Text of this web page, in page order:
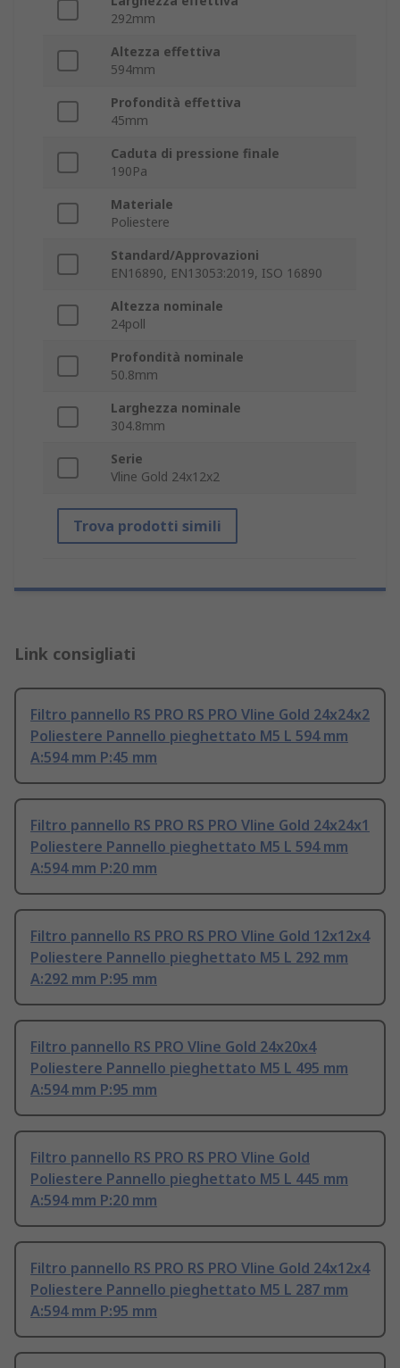
292mm
Altezza effettiva
594mm
Profondità effettiva
45mm
Caduta di pressione finale
190Pa
Materiale
Poliestere
Standard/Approvazioni
EN16890, EN13053:2019, ISO 16890
Altezza nominale
24poll
Profondità nominale
50.8mm
Larghezza nominale
304.8mm
Serie
Vline Gold 24x12x2
Trova prodotti simili
Link consigliati
Filtro pannello RS PRO RS PRO Vline Gold 24x24x2
Poliestere Pannello pieghettato M5 L 594 mm
A:594 mm P:45 mm
Filtro pannello RS PRO RS PRO Vline Gold 24x24x1
Poliestere Pannello pieghettato M5 L 594 mm
A:594 mm P:20 mm
Filtro pannello RS PRO RS PRO Vline Gold 12x12x4
Poliestere Pannello pieghettato M5 L 292 mm
A:292 mm P:95 mm
Filtro pannello RS PRO Vline Gold 24x20x4
Poliestere Pannello pieghettato M5 L 495 mm
A:594 mm P:95 mm
Filtro pannello RS PRO RS PRO Vline Gold
Poliestere Pannello pieghettato M5 L 445 mm
A:594 mm P:20 mm
Filtro pannello RS PRO RS PRO Vline Gold 24x12x4
Poliestere Pannello pieghettato M5 L 287 mm
A:594 mm P:95 mm